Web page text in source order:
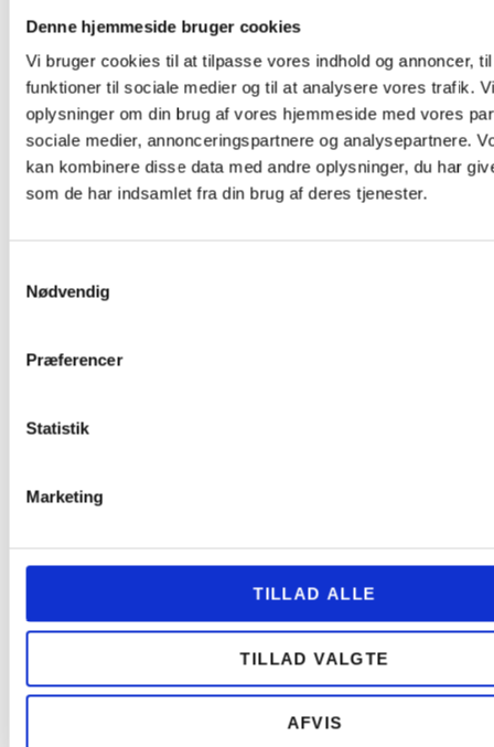
Denne hjemmeside bruger cookies
Vi bruger cookies til at tilpasse vores indhold og annoncer,
funktioner til sociale medier og til at analysere vores trafik.
oplysninger om din brug af vores hjemmeside med vores
sociale medier, annonceringspartnere og analysepartnere.
kan kombinere disse data med andre oplysninger, du har
som de har indsamlet fra din brug af deres tjenester.
Nødvendig
Præferencer
Statistik
Marketing
TILLAD ALLE
TILLAD VALGTE
AFVIS